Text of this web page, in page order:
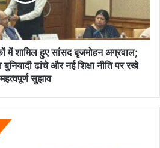
में शामिल हुए सांसद बृजमोहन अग्रवाल;
ढांचे और नई शिक्षा नीति पर रखे
महत्वपूर्ण सुझाव